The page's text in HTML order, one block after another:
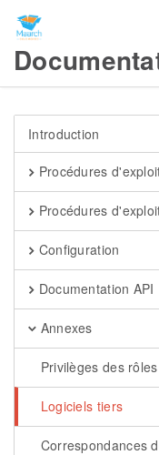
Introduction
Procédures
Procédures
Configuration
Documentation API
Annexes
Privilèges des rôles
Logiciels tiers
Correspondances